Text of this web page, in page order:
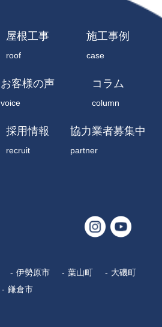
屋根工事
roof
施工事例
case
お客様の声
voice
コラム
column
採用情報
recruit
協力業者募集中
partner
伊勢原市 葉山町
大磯町
鎌倉市